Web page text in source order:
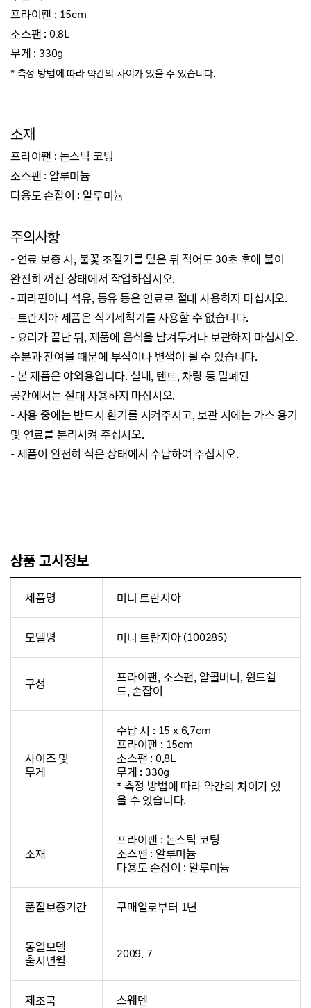
프라이팬 : 15cm
소스팬 : 0.8L
무게 : 330g
* 측정 방법에 따라 약간의 차이가 있을 수 있습니다.
소재
프라이팬 : 논스틱 코팅
소스팬 : 알루미늄
다용도 손잡이 : 알루미늄
주의사항
- 연료 보충 시, 불꽃 조절기를 덮은 뒤 적어도 30초 후에 불이
완전히 꺼진 상태에서 작업하십시오.
- 파라핀이나 석유, 등유 등은 연료로 절대 사용하지 마십시오.
- 트란지아 제품은 식기세척기를 사용할 수 없습니다.
- 요리가 끝난 뒤, 제품에 음식을 남겨두거나 보관하지 마십시오.
수분과 잔여물 때문에 부식이나 변색이 될 수 있습니다.
- 본 제품은 야외용입니다. 실내, 텐트, 차량 등 밀폐된
공간에서는 절대 사용하지 마십시오.
- 사용 중에는 반드시 환기를 시켜주시고, 보관 시에는 가스 용기
및 연료를 분리시켜 주십시오.
- 제품이 완전히 식은 상태에서 수납하여 주십시오.
상품 고시정보
제품명 미니 트란지아
모델명 미니 트란지아 (100285)
구성
프라이팬, 소스팬, 알콜버너, 윈드쉴
드, 손잡이
사이즈 및
무게
수납 시 : 15 x 6.7cm
프라이팬 : 15cm
소스팬 : 0.8L
무게 : 330g
* 측정 방법에 따라 약간의 차이가 있
을 수 있습니다.
소재
프라이팬 : 논스틱 코팅
소스팬 : 알루미늄
다용도 손잡이 : 알루미늄
품질보증기간 구매일로부터 1년
동일모델
출시년월
2009. 7
제조국 스웨덴